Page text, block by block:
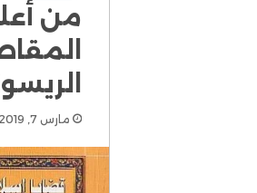
من
مارس 7, 2019